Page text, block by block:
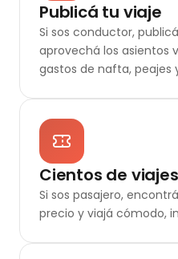
Publicá tu viaje
Si sos conductor,
aprovechá los asientos
gastos de nafta, peajes
Cientos de
Si sos pasajero,
precio y viajá cómodo,